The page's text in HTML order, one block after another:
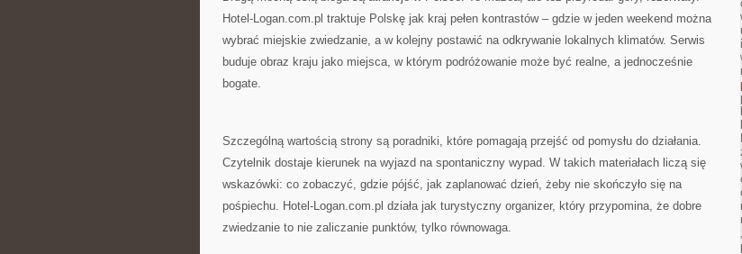
Hotel-Logan.com.pl traktuje Polskę jak kraj pełen kontrastów – gdzie w jeden weekend można
wybrać miejskie zwiedzanie, a w kolejny postawić na odkrywanie lokalnych klimatów. Serwis
buduje obraz kraju jako miejsca, w którym podróżowanie może być realne, a jednocześnie
bogate.
Szczególną wartością strony są poradniki, które pomagają przejść od pomysłu do działania.
Czytelnik dostaje kierunek na wyjazd na spontaniczny wypad. W takich materiałach liczą się
wskazówki: co zobaczyć, gdzie pójść, jak zaplanować dzień, żeby nie skończyło się na
pośpiechu. Hotel-Logan.com.pl działa jak turystyczny organizer, który przypomina, że dobre
zwiedzanie to nie zaliczanie punktów, tylko równowaga.